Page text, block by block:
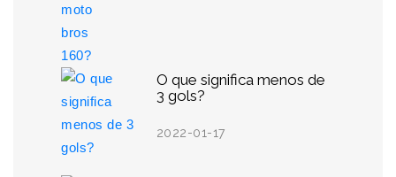
O que significa menos de
3 gols?
2022-01-17